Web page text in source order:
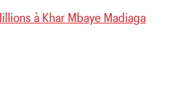
à Khar Mbaye Madiaga